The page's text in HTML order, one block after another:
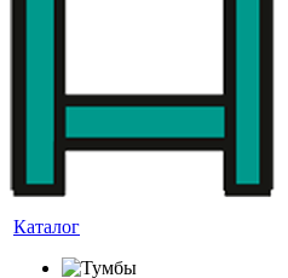
Каталог